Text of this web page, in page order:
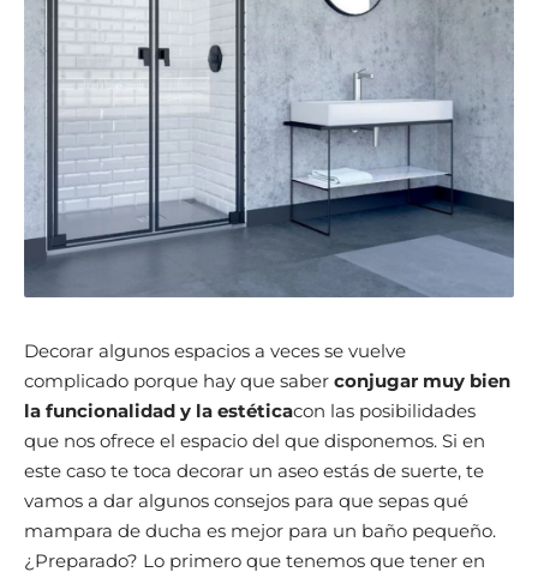
Decorar algunos espacios a veces se vuelve
complicado porque hay que saber conjugar muy bien
la funcionalidad y la estéticacon las posibilidades
que nos ofrece el espacio del que disponemos. Si en
este caso te toca decorar un aseo estás de suerte, te
vamos a dar algunos consejos para que sepas qué
mampara de ducha es mejor para un baño pequeño.
¿Preparado? Lo primero que tenemos que tener en